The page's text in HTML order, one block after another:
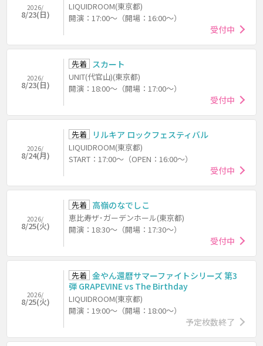
2026/
8/23(日)
LIQUIDROOM(東京都)
開演：17:00～（開場：16:00～）
受付中
2026/
8/23(日)
先着 スカート
UNIT(代官山)(東京都)
開演：18:00～（開場：17:00～）
受付中
2026/
8/24(月)
先着 リルキア ロックフェスティバル
LIQUIDROOM(東京都)
START：17:00～（OPEN：16:00～）
受付中
2026/
8/25(火)
先着 高嶺のなでしこ
恵比寿ザ･ガーデンホール(東京都)
開演：18:30～（開場：17:30～）
受付中
2026/
8/25(火)
先着 金やん還暦サマーファイトシリーズ 第3
弾 GRAPEVINE vs The Birthday
LIQUIDROOM(東京都)
開演：19:00～（開場：18:00～）
予定枚数終了